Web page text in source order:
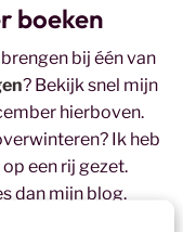
boeken
bij één van
? Bekijk snel mijn
hierboven.
Ik heb
op een rij gezet.
dan mijn blog.